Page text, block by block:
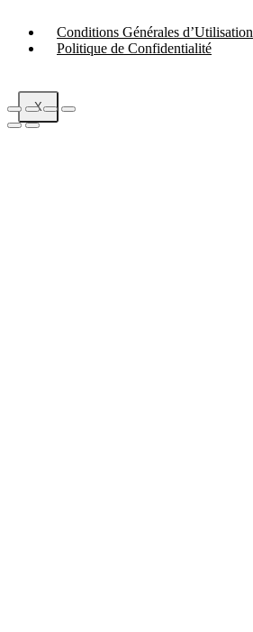
Conditions Générales d’Utilisation
Politique de Confidentialité
X